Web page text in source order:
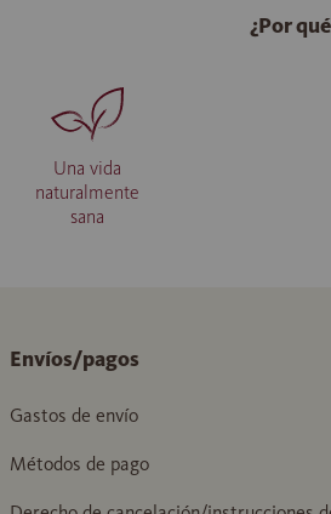
¿Por
Una vida
naturalmente
sana
Envíos/pagos
Gastos de envío
Métodos de pago